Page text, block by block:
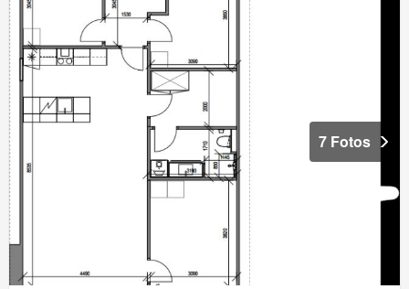
7 Fotos